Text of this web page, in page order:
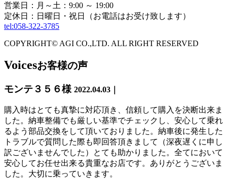
営業日：月～土：9:00 ～ 19:00
定休日：日曜日・祝日（お電話はお受け致します）
tel:058-322-3785
COPYRIGHT© AGI CO.,LTD. ALL RIGHT RESERVED
Voicesお客様の声
モンテ３５６様 2022.04.03｜
購入時はとても真摯に対応頂き、信頼して購入を決断出来ま
した。納車整備でも厳しい基準でチェックし、安心して乗れ
るよう部品交換をして頂いておりました。納車後に発生した
トラブルで質問した際も即回答頂きまして（深夜遅くに申し
訳ございませんでした）とても助かりました。全てにおいて
安心してお任せ出来る貴重なお店です。ありがとうございま
した。大切に乗っていきます。